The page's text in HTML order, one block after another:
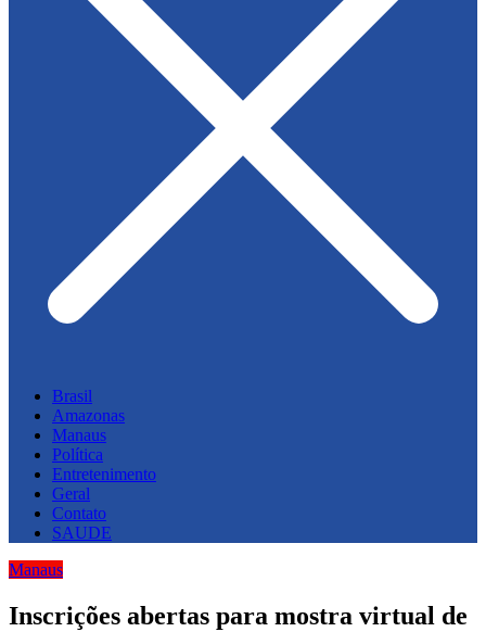
Brasil
Amazonas
Manaus
Política
Entretenimento
Geral
Contato
SAUDE
Manaus
Inscrições abertas para mostra virtual de